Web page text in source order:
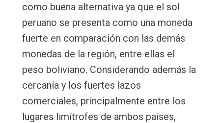
como buena alternativa ya que el sol
peruano se presenta como una moneda
fuerte en comparación con las demás
monedas de la región, entre ellas el
peso boliviano. Considerando además la
cercanía y los fuertes lazos
comerciales, principalmente entre los
lugares limítrofes de ambos países,